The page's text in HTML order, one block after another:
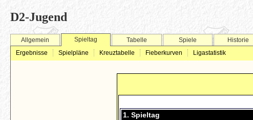
D2-Jugend
Allgemein
Spieltag
Ergebnisse
Spielpläne Kreuztabelle Fieberkurven Ligastatistik
Tabelle Spiele Historie
1. Spieltag